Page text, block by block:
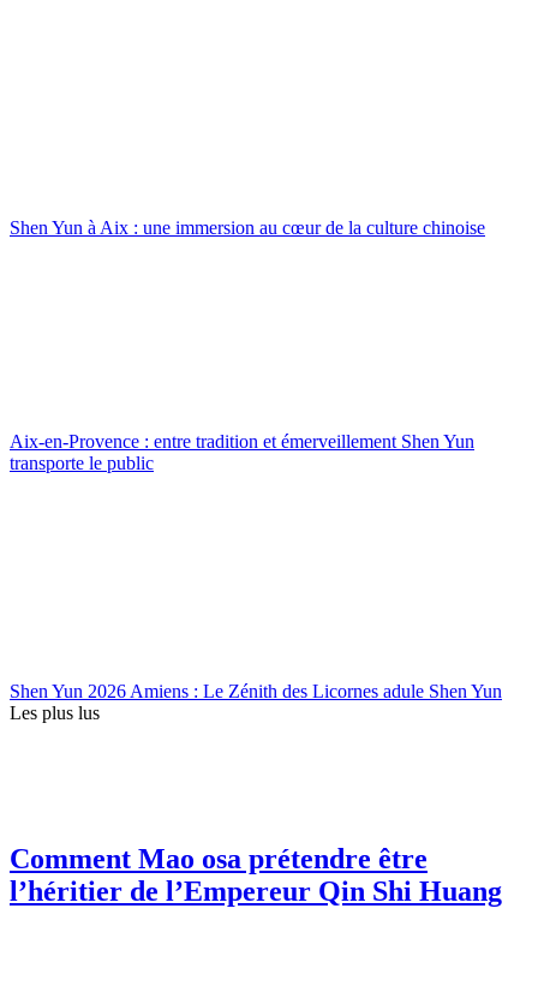
Shen Yun à Aix : une immersion au cœur de la culture chinoise
Aix-en-Provence : entre tradition et émerveillement Shen Yun
transporte le public
Shen Yun 2026 Amiens : Le Zénith des Licornes adule Shen Yun
Les plus lus
Comment Mao osa prétendre être
l’héritier de l’Empereur Qin Shi Huang